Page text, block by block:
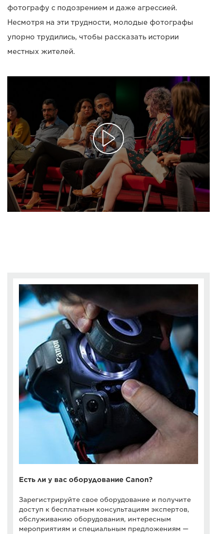
фотографу с подозрением и даже агрессией.
Несмотря на эти трудности, молодые фотографы
упорно трудились, чтобы рассказать истории
местных жителей.
Есть ли у вас оборудование Canon?
Зарегистрируйте свое оборудование и получите
доступ к бесплатным консультациям экспертов,
обслуживанию оборудования, интересным
мероприятиям и специальным предложениям —